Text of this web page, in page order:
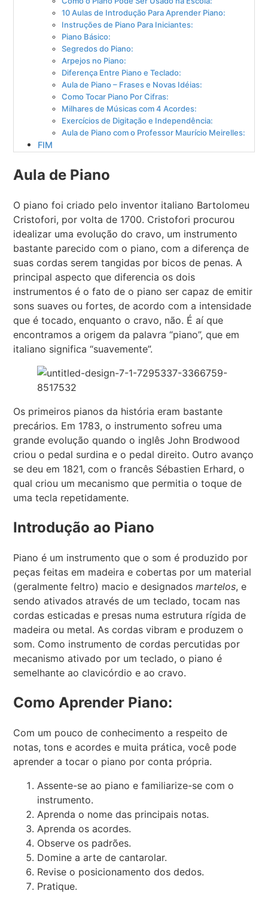
10 Aulas de Introdução Para Aprender Piano:
Instruções de Piano Para Iniciantes:
Piano Básico:
Segredos do Piano:
Arpejos no Piano:
Diferença Entre Piano e Teclado:
Aula de Piano – Frases e Novas Idéias:
Como Tocar Piano Por Cifras:
Milhares de Músicas com 4 Acordes:
Exercícios de Digitação e Independência:
Aula de Piano com o Professor Maurício Meirelles:
FIM
Aula de Piano
O piano foi criado pelo inventor italiano Bartolomeu
Cristofori, por volta de 1700. Cristofori procurou
idealizar uma evolução do cravo, um instrumento
bastante parecido com o piano, com a diferença de
suas cordas serem tangidas por bicos de penas. A
principal aspecto que diferencia os dois
instrumentos é o fato de o piano ser capaz de emitir
sons suaves ou fortes, de acordo com a intensidade
que é tocado, enquanto o cravo, não. É aí que
encontramos a origem da palavra “piano”, que em
italiano significa “suavemente”.
Os primeiros pianos da história eram bastante
precários. Em 1783, o instrumento sofreu uma
grande evolução quando o inglês John Brodwood
criou o pedal surdina e o pedal direito. Outro avanço
se deu em 1821, com o francês Sébastien Erhard, o
qual criou um mecanismo que permitia o toque de
uma tecla repetidamente.
Introdução ao Piano
Piano é um instrumento que o som é produzido por
peças feitas em madeira e cobertas por um material
(geralmente feltro) macio e designadosmartelos, e
sendo ativados através de um teclado, tocam nas
cordas esticadas e presas numa estrutura rígida de
madeira ou metal. As cordas vibram e produzem o
som. Como instrumento de cordas percutidas por
mecanismo ativado por um teclado, o piano é
semelhante ao clavicórdio e ao cravo.
Como Aprender Piano:
Com um pouco de conhecimento a respeito de
notas, tons e acordes e muita prática, você pode
aprender a tocar o piano por conta própria.
Assente-se ao piano e familiarize-se com o
instrumento.
Aprenda o nome das principais notas.
Aprenda os acordes.
Observe os padrões.
Domine a arte de cantarolar.
Revise o posicionamento dos dedos.
Pratique.